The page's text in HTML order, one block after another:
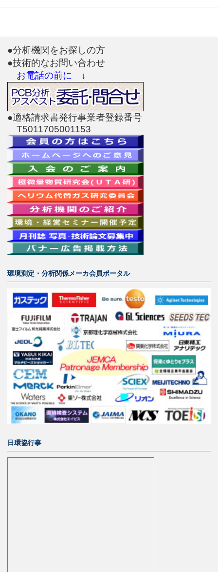
●分析機関をお探しの方
●技術的なお問い合わせ
お電話の前に ↓
●適格請求書発行事業者登録番号
T5011705001153
環境測定・分析関係メーカ会員ポータル
日環協行事